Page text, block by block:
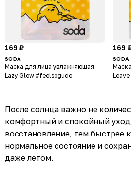
169 ₽
SODA
Маска для лица увлажняющая
Lazy Glow #feelsogude
169
SODA
После солнца важно не
комфортный и спокойный
восстановление, тем быстрее
нормальное состояние и
даже летом.